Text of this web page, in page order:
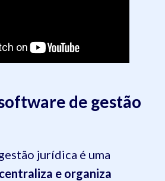
de gestão
jurídica é uma
e organiza